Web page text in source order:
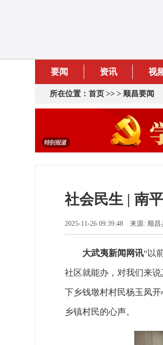
要闻 资讯 视
所在位置： 首页 >> > 顺昌要闻
社会民生 | 南
2025-11-26 09:39:48 来源: 顺
大武夷新闻网讯“以
社区就能办，对我们来
下乡钱墩村村民杨玉凤
乡镇村民的心声。